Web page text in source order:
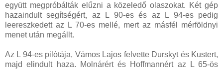
együtt megpróbálták elűzni a közeledő olaszokat. Két gép
hazaindult segítségért, az L 90-es és az L 94-es pedig
leereszkedett az L 70-es mellé, mert az másfél mérföldnyi
menet után megállt.
Az L 94-es pilótája, Vámos Lajos felvette Durskyt és Kustert,
majd elindult haza. Molnárért és Hoffmannért az L 65-ös